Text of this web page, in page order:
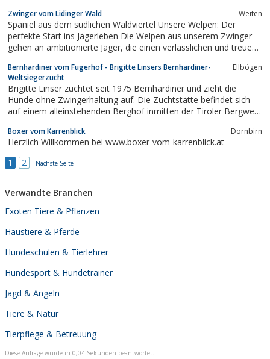
Zwinger vom Lidinger Wald Weiten
Spaniel aus dem südlichen Waldviertel Unsere Welpen: Der
perfekte Start ins Jägerleben Die Welpen aus unserem Zwinger
gehen an ambitionierte Jäger, die einen verlässlichen und treuen
legen wir großen Wert auf eine behutsame Prägung und […]
Bernhardiner vom Fugerhof - Brigitte Linsers Bernhardiner-
Weltsiegerzucht
Ellbögen
Brigitte Linser züchtet seit 1975 Bernhardiner und zieht die
Hunde ohne Zwingerhaltung auf. Die Zuchtstätte befindet sich
auf einem alleinstehenden Berghof inmitten der Tiroler Bergwelt.
erzielt.
Boxer vom Karrenblick Dornbirn
Herzlich Willkommen bei www.boxer-vom-karrenblick.at
1
2 Nächste Seite
Verwandte Branchen
Exoten Tiere & Pflanzen
Haustiere & Pferde
Hundeschulen & Tierlehrer
Hundesport & Hundetrainer
Jagd & Angeln
Tiere & Natur
Tierpflege & Betreuung
Diese Anfrage wurde in 0,04 Sekunden beantwortet.